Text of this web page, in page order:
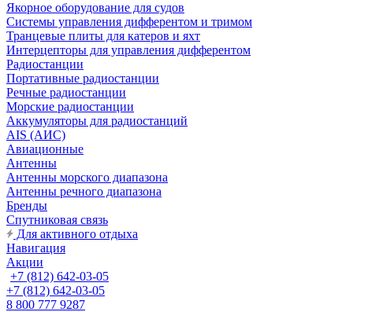
Якорное оборудование для судов
Системы управления дифферентом и тримом
Транцевые плиты для катеров и яхт
Интерцепторы для управления дифферентом
Радиостанции
Портативные радиостанции
Речные радиостанции
Морские радиостанции
Аккумуляторы для радиостанций
AIS (АИС)
Авиационные
Антенны
Антенны морского диапазона
Антенны речного диапазона
Бренды
Спутниковая связь
Для активного отдыха
Навигация
Акции
+7 (812) 642-03-05
+7 (812) 642-03-05
8 800 777 9287